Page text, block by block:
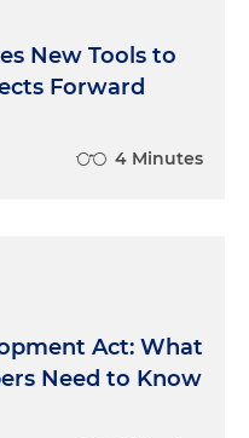
New Tools to
Forward
4 Minutes
Act: What
Need to Know